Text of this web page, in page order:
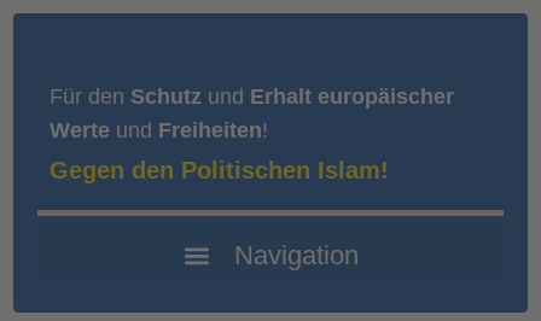
Für den Schutz und Erhalt europäischer
Werte und Freiheiten!
Gegen den Politischen Islam!